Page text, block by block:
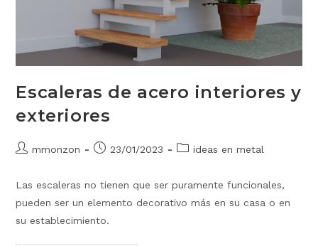
Escaleras de acero interiores y
exteriores
mmonzon 23/01/2023 ideas en metal
Las escaleras no tienen que ser puramente funcionales,
pueden ser un elemento decorativo más en su casa o en
su establecimiento.